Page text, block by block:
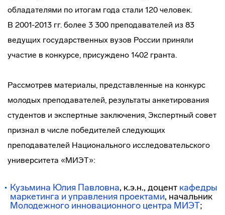
обладателями по итогам года стали 120 человек.
В 2001-2013 гг. более 3 300 преподавателей из 83
ведущих государственных вузов России приняли
участие в конкурсе, присуждено 1402 гранта.
Рассмотрев материалы, представленные на конкурс
молодых преподавателей, результаты анкетирования
студентов и экспертные заключения, Экспертный совет
признал в числе победителей следующих
преподавателей Национального исследовательского
университета «МИЭТ»:
Кузьмина Юлия Павловна, к.э.н., доцент кафедры
маркетинга и управления проектами, начальник
Молодежного инновационного центра МИЭТ;